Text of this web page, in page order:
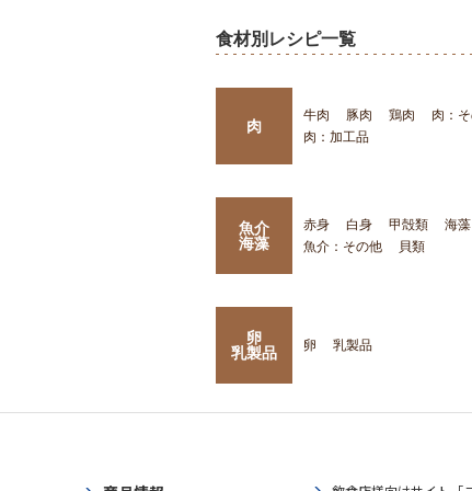
食材別レシピ一覧
肉
牛肉 豚肉 鶏肉
肉：
肉：加工品
魚介
海藻
赤身 白身 甲殻類
海藻
魚介：その他
貝類
卵
乳製品
卵 乳製品